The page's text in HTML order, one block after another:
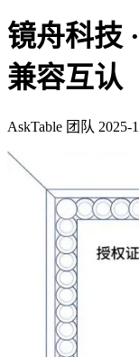
镜舟科技
兼容互认
AskTable 团队 2025-